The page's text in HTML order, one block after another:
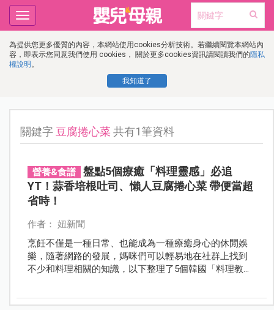
為提供您更多優質的內容，本網站使用cookies分析技術。若繼續閱覽本網站內
容，即表示您同意我們使用 cookies， 關於更多cookies資訊請閱讀我們的隱私
權說明 。
我知道了
Toggle
navigation
關鍵字 豆腐捲心菜 共有1筆資料
營養&食譜
盤點5個療癒「料理靈感」必追
YT！蒜香培根吐司、懶人豆腐捲心菜 帶便當超
省時！
作者： 妞新聞
烹飪不僅是一種日常、也能成為一種療癒身心的休閒娛
樂，隨著網路的發展，媽咪們可以輕易地在社群上找到
不少和料理相關的知識，以下整理了5個韓國「料理教